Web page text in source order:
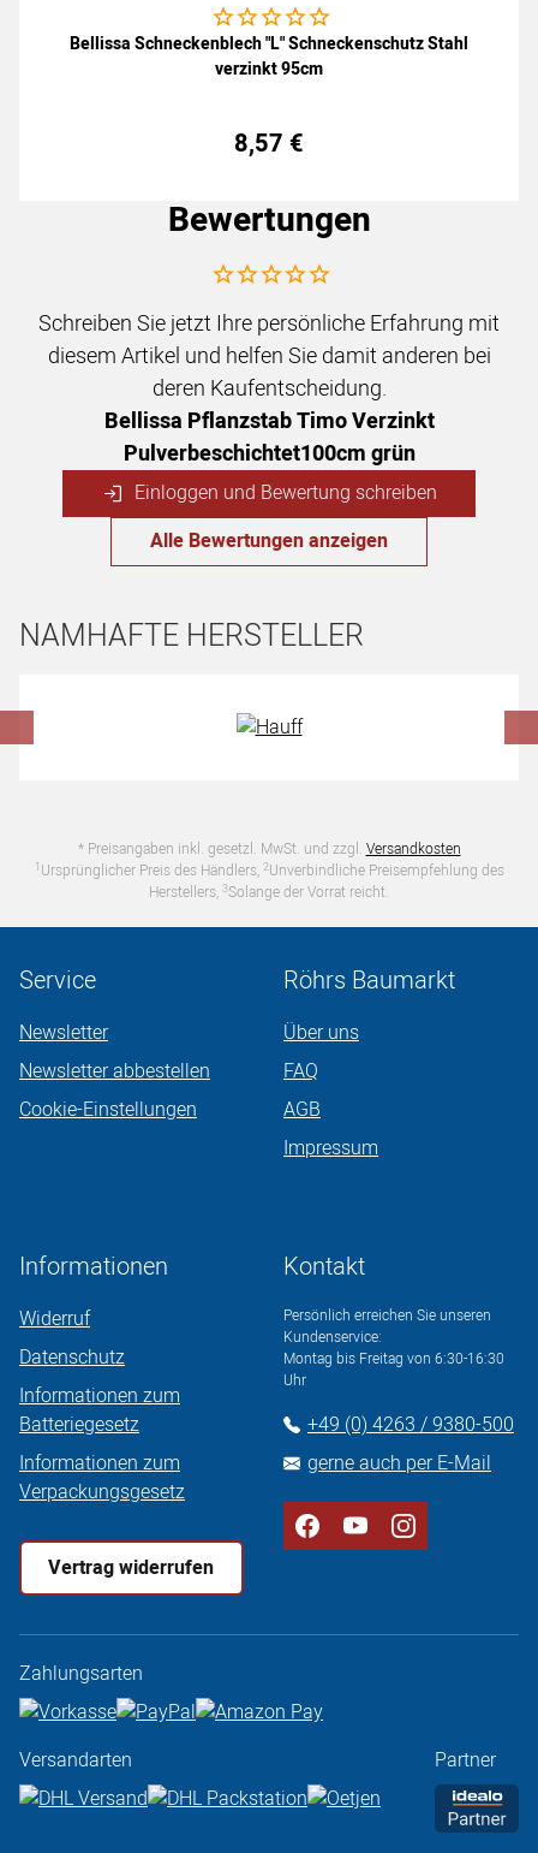
Noch keine Bewertungen abgegeben
Bellissa Schneckenblech "L" Schneckenschutz Stahl
verzinkt 95cm
8,57 €
Bewertungen
Noch keine Bewertungen abgegeben
Schreiben Sie jetzt Ihre persönliche Erfahrung mit
diesem Artikel und helfen Sie damit anderen bei
deren Kaufentscheidung.
Bellissa Pflanzstab Timo Verzinkt
Pulverbeschichtet100cm grün
Einloggen und Bewertung schreiben
Alle Bewertungen anzeigen
NAMHAFTE HERSTELLER
* Preisangaben inkl. gesetzl. MwSt. und zzgl. Versandkosten
1 Ursprünglicher Preis des Händlers, 2Unverbindliche Preisempfehlung des
Herstellers, 3Solange der Vorrat reicht.
Service
Newsletter
Newsletter abbestellen
Cookie-Einstellungen
Röhrs Baumarkt
Über uns
FAQ
AGB
Impressum
Informationen
Widerruf
Datenschutz
Informationen zum
Batteriegesetz
Informationen zum
Verpackungsgesetz
Vertrag widerrufen
Kontakt
Persönlich erreichen Sie unseren
Kundenservice:
Montag bis Freitag von 6:30-16:30
Uhr
+49 (0) 4263 / 9380-500
gerne auch per E-Mail
Zahlungsarten
Versandarten Partner